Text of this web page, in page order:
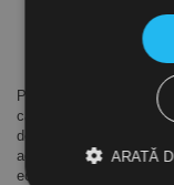
Întreţinere minimă
Poate fi acţionat
comandă separat)
Panourile radiante,
care încălzesc aerul,
de acţiune. Suprafeţele
aerul din încăpere.
economică, aceste
ARATĂ